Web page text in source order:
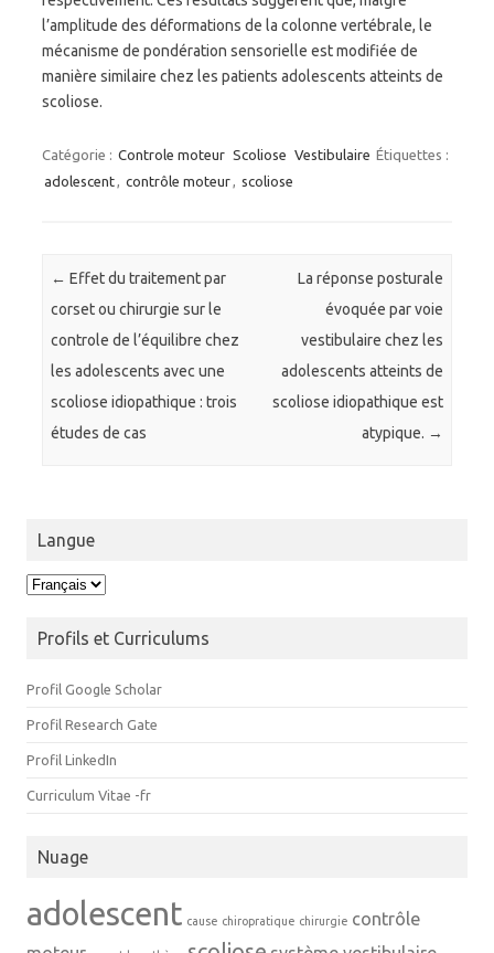
l’amplitude des déformations de la colonne vertébrale, le
mécanisme de pondération sensorielle est modifiée de
manière similaire chez les patients adolescents atteints de
scoliose.
Catégorie : Controle moteur Scoliose Vestibulaire Étiquettes :
adolescent, contrôle moteur, scoliose
Navigation des articles
← Effet du traitement par
corset ou chirurgie sur le
controle de l’équilibre chez
les adolescents avec une
scoliose idiopathique : trois
études de cas
La réponse posturale
évoquée par voie
vestibulaire chez les
adolescents atteints de
scoliose idiopathique est
atypique. →
Langue
Langue
Profils et Curriculums
Profil Google Scholar
Profil Research Gate
Profil LinkedIn
Curriculum Vitae -fr
Nuage
adolescent cause chiropratique chirurgie contrôle